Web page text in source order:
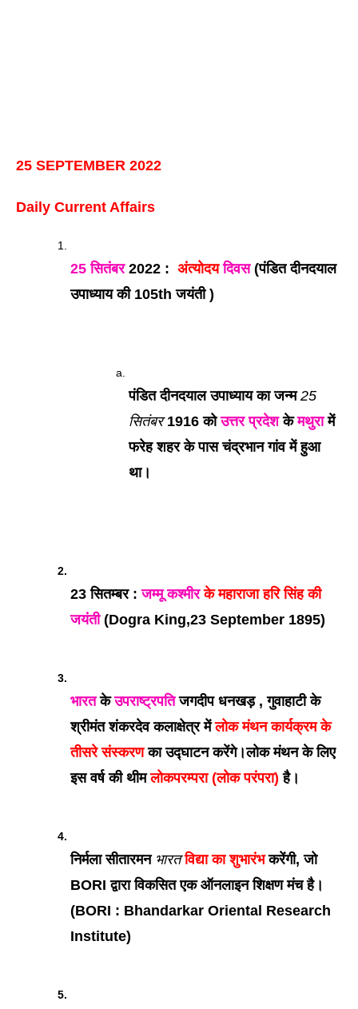
25 SEPTEMBER 2022
Daily Current Affairs
25 सितंबर 2022 : अंत्योदय दिवस (पंडित दीनदयाल
उपाध्याय की 105th जयंती )
पंडित दीनदयाल उपाध्याय का जन्म 25
सितंबर 1916 को उत्तर प्रदेश के मथुरा में
फरेह शहर के पास चंद्रभान गांव में हुआ
था।
23 सितम्बर : जम्मू कश्मीर
के महाराजा हरि सिंह की
जयंती (Dogra King,23 September 1895)
भारत के उपराष्ट्रपति जगदीप धनखड़ , गुवाहाटी के
श्रीमंत शंकरदेव कलाक्षेत्र में लोक मंथन कार्यक्रम के
तीसरे संस्करण का उद्घाटन करेंगे।लोक मंथन के लिए
इस वर्ष की थीम लोकपरम्परा (लोक परंपरा) है।
निर्मला सीतारमन भारत विद्या का शुभारंभ करेंगी, जो
BORI द्वारा विकसित एक ऑनलाइन शिक्षण मंच है।
(BORI : Bhandarkar Oriental Research
Institute)